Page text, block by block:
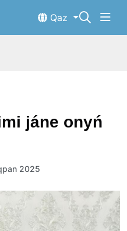
Qaz
jáne onyń
2025